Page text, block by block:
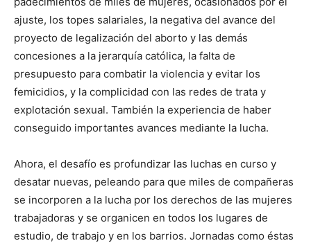
ajuste, los topes salariales, la negativa del avance del
proyecto de legalización del aborto y las demás
concesiones a la jerarquía católica, la falta de
presupuesto para combatir la violencia y evitar los
femicidios, y la complicidad con las redes de trata y
explotación sexual. También la experiencia de haber
conseguido importantes avances mediante la lucha.
Ahora, el desafío es profundizar las luchas en curso y
desatar nuevas, peleando para que miles de compañeras
se incorporen a la lucha por los derechos de las mujeres
trabajadoras y se organicen en todos los lugares de
estudio, de trabajo y en los barrios. Jornadas como éstas